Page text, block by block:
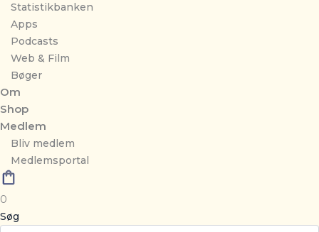
Statistikbanken
Apps
Podcasts
Web & Film
Bøger
Om
Shop
Medlem
Bliv medlem
Medlemsportal
0
Søg